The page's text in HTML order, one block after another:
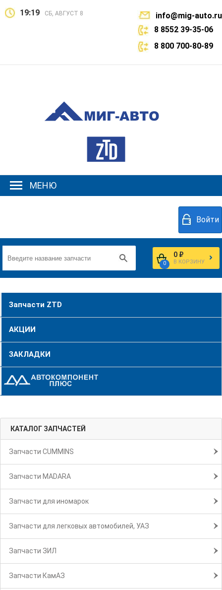
19:19 СБ, АВГУСТ 8
info@mig-auto.ru
8 8552 39-35-06
8 800 700-80-89
МЕНЮ
Войти
0
0 ₽
В КОРЗИНУ
Запчасти ZTD
АКЦИИ
ЗАКЛАДКИ
КАТАЛОГ ЗАПЧАСТЕЙ
Запчасти CUMMINS
Запчасти MADARA
Запчасти для иномарок
Запчасти для легковых автомобилей, УАЗ
Запчасти ЗИЛ
Запчасти КамАЗ